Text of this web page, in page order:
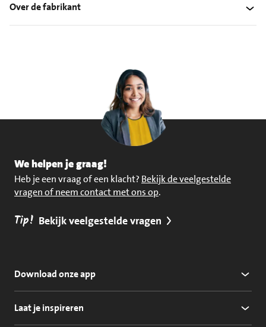
Over de fabrikant
We helpen je graag!
Heb je een vraag of een klacht? Bekijk de veelgestelde
vragen of neem contact met ons op.
Tip! Bekijk veelgestelde vragen
Download onze app
Laat je inspireren